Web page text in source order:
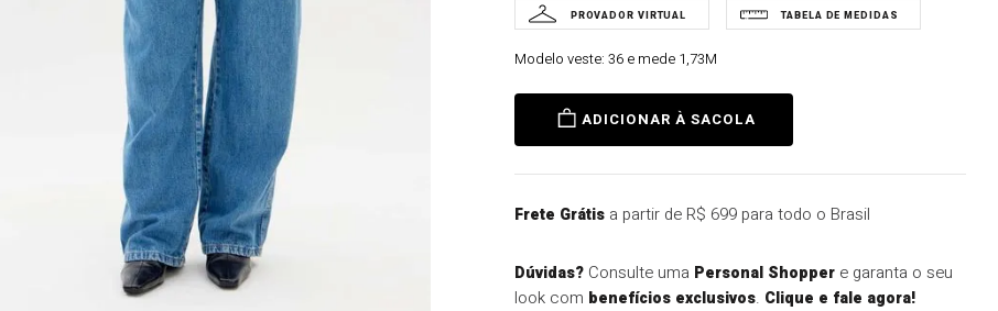
Modelo veste: 36 e mede 1,73M
ADICIONAR À SACOLA
Frete Grátisa partir de R$ 699 para todo o Brasil
Dúvidas?Consulte uma Personal Shoppere garanta o seu
look com benefícios exclusivos. Clique e fale agora!
10º saia